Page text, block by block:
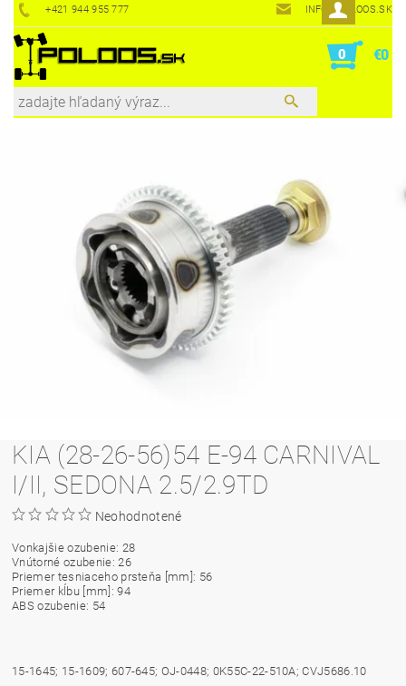
+421 944 955 777 INFO@POLOOS.SK
0 €0
KIA (28-26-56)54 E-94 CARNIVAL
I/II, SEDONA 2.5/2.9TD
Neohodnotené
Vonkajšie ozubenie: 28
Vnútorné ozubenie: 26
Priemer tesniaceho prsteňa [mm]: 56
Priemer kĺbu [mm]: 94
ABS ozubenie: 54
15-1645; 15-1609; 607-645; OJ-0448; 0K55C-22-510A; CVJ5686.10